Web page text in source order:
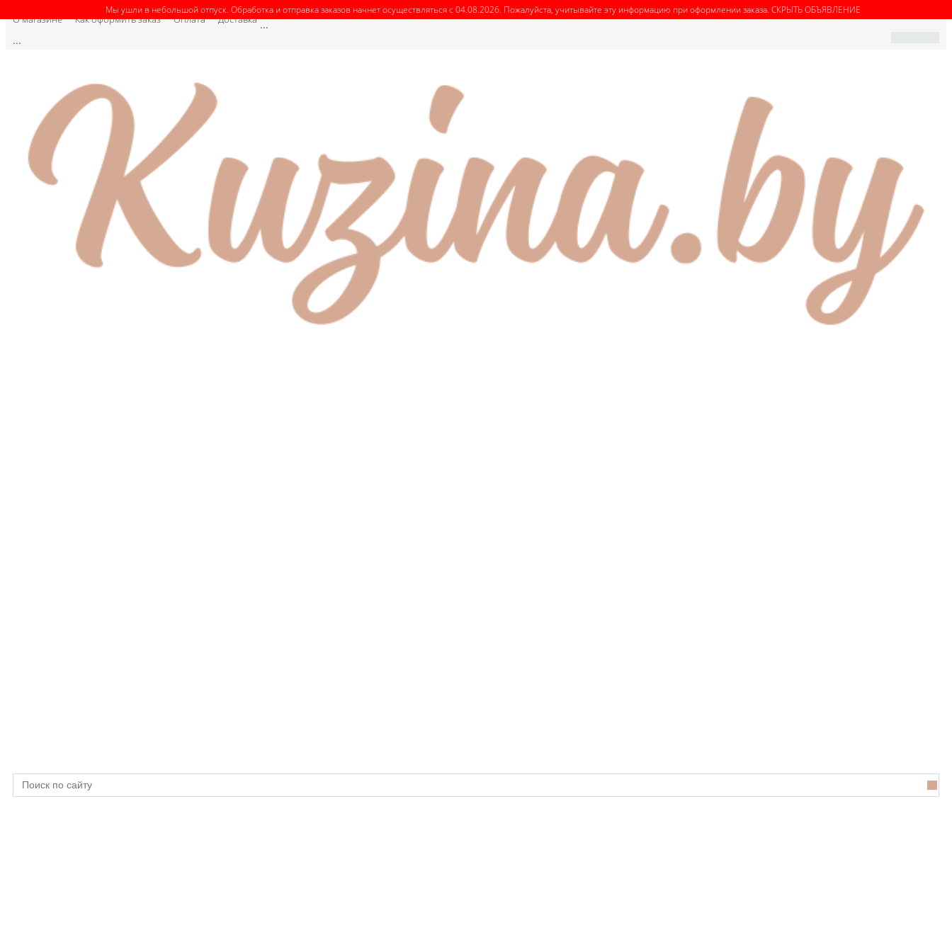
О магазине Как оформить заказ Оплата Доставка ...
...
Мы ушли в небольшой отпуск. Обработка и отправка заказов начнет осуществляться с 04.08.2026. Пожалуйста, учитывайте эту информацию при оформлении заказа. СКРЫТЬ ОБЪЯВЛЕНИЕ